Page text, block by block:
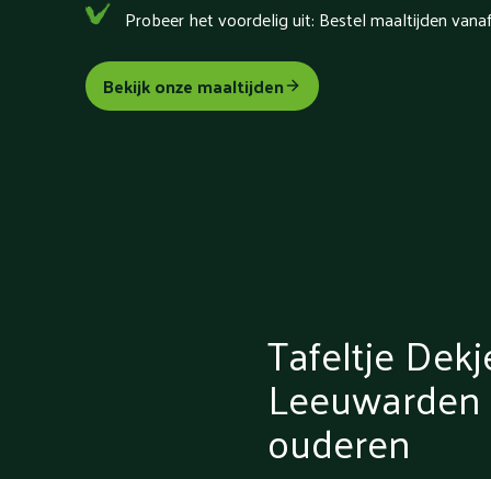
Probeer het voordelig uit: Bestel maaltijden
Bekijk onze maaltijden
Tafeltje
ouderen